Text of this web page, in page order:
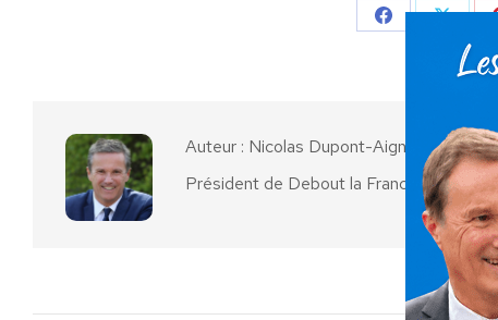
Partager
sur
Auteur : Nicolas Dupont-Aignan
Président de Debout la France